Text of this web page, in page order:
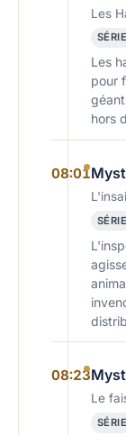
Les
SÉRIE
Les
pour
hors
08:01
SÉRIE
08:23
Le
SÉRIE